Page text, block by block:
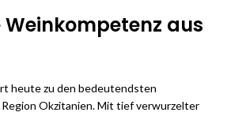
Weinkompetenz aus
heute zu den bedeutendsten
Okzitanien. Mit tief verwurzelter